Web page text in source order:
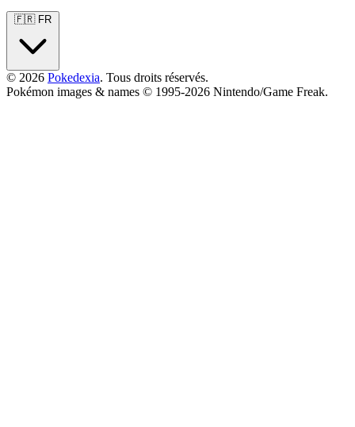
© 2026 Pokedexia. Tous droits réservés.
Pokémon images & names © 1995-2026 Nintendo/Game Freak.